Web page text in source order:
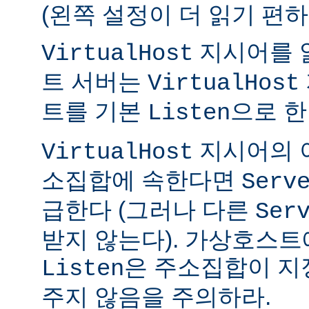
(왼쪽 설정이 더 읽기 편
VirtualHost 지시어를
트 서버는 VirtualHost
트를 기본 Listen으로
VirtualHost 지시어의
소집합에 속한다면
급한다 (그러나 다른
받지 않는다). 가상호스
Listen은 주소집합이
주지 않음을 주의하라.